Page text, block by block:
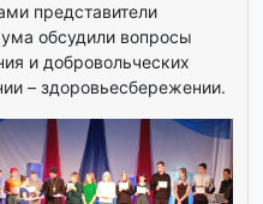
представители
обсудили вопросы
и добровольческих
– здоровьесбережении.